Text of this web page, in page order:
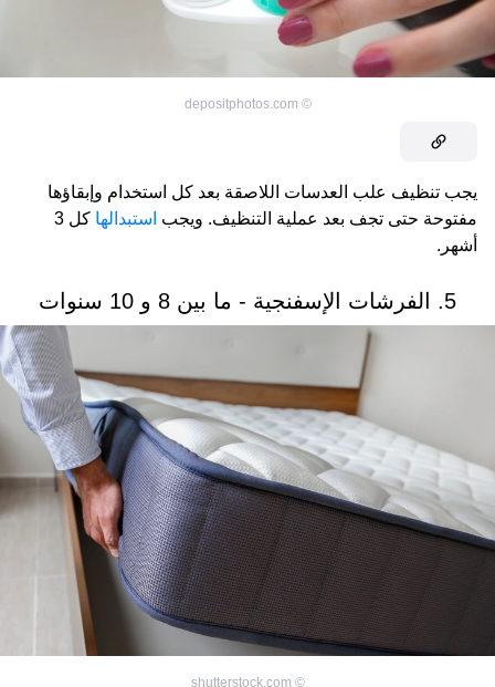
©
depositphotos.com
يجب تنظيف علب العدسات اللاصقة بعد كل استخدام وإبقاؤها
مفتوحة حتى تجف بعد عملية التنظيف. ويجب استبدالها
كل 3
أشهر.
5. الفرشات الإسفنجية - ما بين 8 و 10 سنوات
©
shutterstock.com